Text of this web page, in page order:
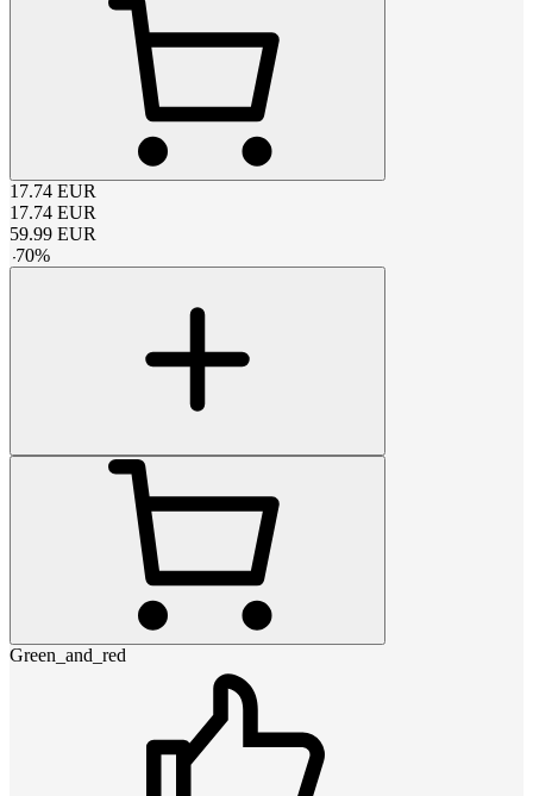
17.74 EUR
17.74 EUR
59.99 EUR
-70%
Green_and_red